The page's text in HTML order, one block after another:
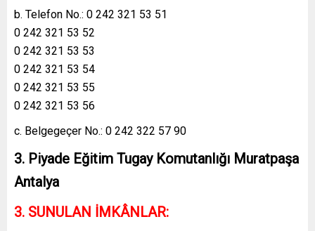
b. Telefon No.: 0 242 321 53 51
0 242 321 53 52
0 242 321 53 53
0 242 321 53 54
0 242 321 53 55
0 242 321 53 56
c. Belgegeçer No.: 0 242 322 57 90
3. Piyade Eğitim Tugay Komutanlığı Muratpaşa
Antalya
3. SUNULAN İMKÂNLAR: